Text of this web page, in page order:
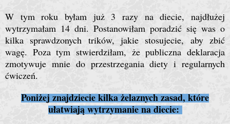
W tym roku byłam już 3 razy na diecie, najdłużej
wytrzymałam 14 dni. Postanowiłam poradzić się was o
kilka sprawdzonych trików, jakie stosujecie, aby zbić
wagę. Poza tym stwierdziłam, że publiczna deklaracja
zmotywuje mnie do przestrzegania diety i regularnych
ćwiczeń.
Poniżej znajdziecie kilka żelaznych zasad, które
ułatwiają wytrzymanie na diecie: